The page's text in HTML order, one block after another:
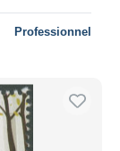
Professionnel